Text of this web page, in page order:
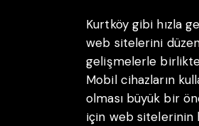
Kurtköy gibi hızla
web sitelerini
gelişmelerle
Mobil cihazların
olması büyük bir
için web sitelerinin